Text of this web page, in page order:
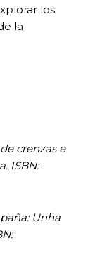
los
la
crenzas e
ISBN:
Unha